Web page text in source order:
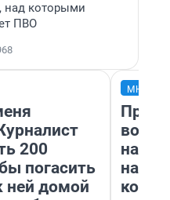
над которыми
ПВО
200
погасить
ней домой
нам